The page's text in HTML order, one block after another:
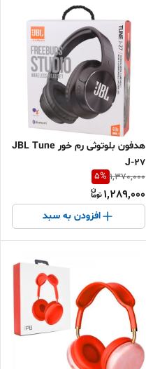
هدفون بلوتوثی رم خور JBL Tune
J-27
1,370,000
5%
1,289,000
افزودن به سبد